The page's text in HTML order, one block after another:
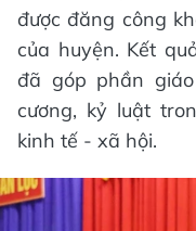
được đăng công
của huyện. Kết
đã góp phần
cương, kỷ luật
kinh tế - xã hội.